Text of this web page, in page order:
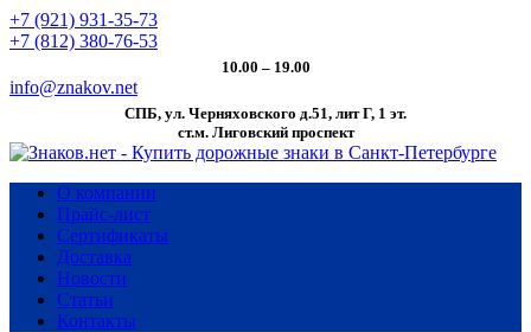
+7 (921) 931-35-73
+7 (812) 380-76-53
10.00 – 19.00
info@znakov.net
СПБ, ул. Черняховского д.51, лит Г, 1 эт.
cт.м. Лиговский проспект
О компании
Прайс-лист
Сертификаты
Доставка
Новости
Статьи
Контакты